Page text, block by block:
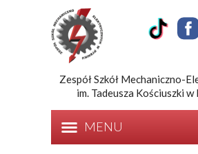
Zespół Szkół Mechaniczno-
im. Tadeusza Kościuszki w
MENU